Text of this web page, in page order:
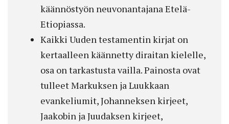
käännöstyön neuvonantajana Etelä-
Etiopiassa.
Kaikki Uuden testamentin kirjat on
kertaalleen käännetty diraitan kielelle,
osa on tarkastusta vailla. Painosta ovat
tulleet Markuksen ja Luukkaan
evankeliumit, Johanneksen kirjeet,
Jaakobin ja Juudaksen kirjeet,